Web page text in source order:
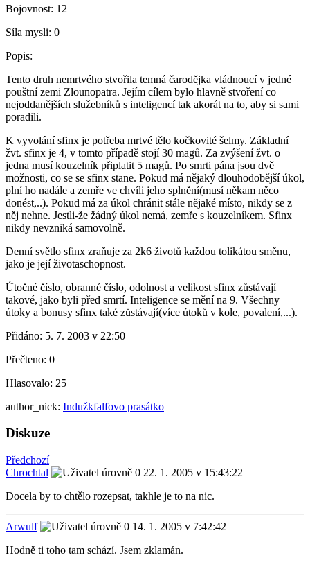
Bojovnost: 12
Síla mysli: 0
Popis:
Tento druh nemrtvého stvořila temná čarodějka vládnoucí v jedné
pouštní zemi Zlounopatra. Jejím cílem bylo hlavně stvoření co
nejoddanějších služebníků s inteligencí tak akorát na to, aby si sami
poradili.
K vyvolání sfinx je potřeba mrtvé tělo kočkovité šelmy. Základní
žvt. sfinx je 4, v tomto případě stojí 30 magů. Za zvýšení žvt. o
jedna musí kouzelník připlatit 5 magů. Po smrti pána jsou dvě
možnosti, co se se sfinx stane. Pokud má nějaký dlouhodobější úkol,
plní ho nadále a zemře ve chvíli jeho splnění(musí někam něco
donést,..). Pokud má za úkol chránit stále nějaké místo, nikdy se z
něj nehne. Jestli-že žádný úkol nemá, zemře s kouzelníkem. Sfinx
nikdy nevzniká samovolně.
Denní světlo sfinx zraňuje za 2k6 životů každou tolikátou směnu,
jako je její životaschopnost.
Útočné číslo, obranné číslo, odolnost a velikost sfinx zůstávají
takové, jako byli před smrtí. Inteligence se mění na 9. Všechny
útoky a bonusy sfinx také zůstávají(více útoků v kole, povalení,...).
Přidáno: 5. 7. 2003 v 22:50
Přečteno: 0
Hlasovalo: 25
author_nick: Indužkfalfovo prasátko
Diskuze
Předchozí
Chrochtal
22. 1. 2005 v 15:43:22
Docela by to chtělo rozepsat, takhle je to na nic.
Arwulf
14. 1. 2005 v 7:42:42
Hodně ti toho tam schází. Jsem zklamán.